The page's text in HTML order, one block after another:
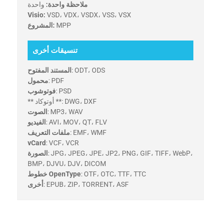
ملاحظة واحدة: واحدة
Visio: VSD، VDX، VSDX، VSS، VSX
المشروع: MPP
تنسيقات أخرى
المستند المفتوح : ODT، ODS
محمول: PDF
فوتوشوب: PSD
** أوتوكاد **: DWG، DXF
الصوت : MP3، WAV
الفيديو : AVI، MOV، QT، FLV
ملفات التعريف: EMF، WMF
vCard: VCF، VCR
الصورة : JPG، JPEG، JPE، JP2، PNG، GIF، TIFF، WebP،
BMP، DJVU، DJV، DICOM
خطوط OpenType: OTF، OTC، TTF، TTC
أخرى : EPUB، ZIP، TORRENT، ASF